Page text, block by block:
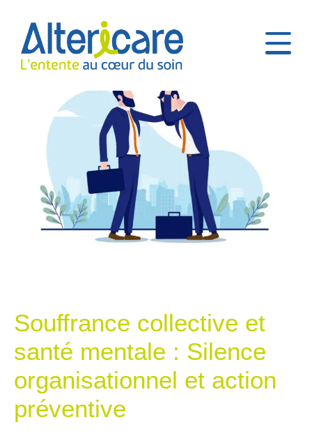
Souffrance collective et
santé mentale : Silence
organisationnel et action
préventive